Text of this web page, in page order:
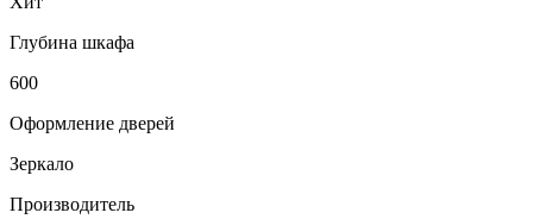
Глубина шкафа
600
Оформление дверей
Зеркало
Производитель